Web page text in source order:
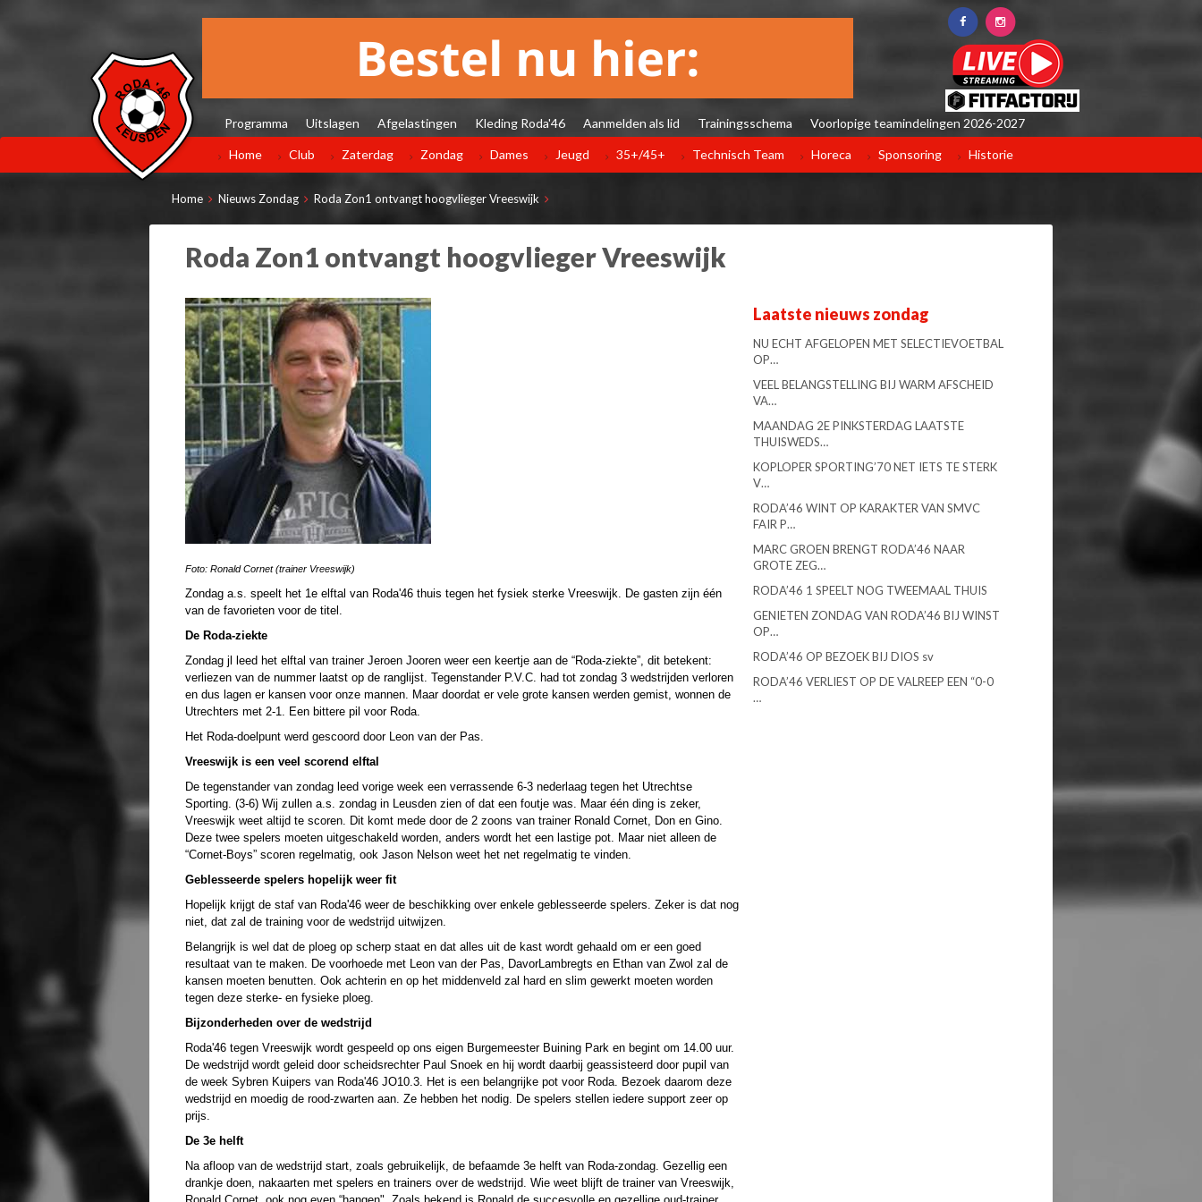
Programma Uitslagen Afgelastingen Kleding Roda'46 Aanmelden als lid Trainingsschema Voorlopige teamindelingen 2026-2027
Home Club Zaterdag Zondag Dames Jeugd 35+/45+ Technisch Team Horeca Sponsoring Historie
Home Nieuws Zondag Roda Zon1 ontvangt hoogvlieger Vreeswijk
Roda Zon1 ontvangt hoogvlieger Vreeswijk
Foto: Ronald Cornet (trainer Vreeswijk)
Zondag a.s. speelt het 1e elftal van Roda'46 thuis tegen het fysiek sterke Vreeswijk. De gasten zijn één
van de favorieten voor de titel.
De Roda-ziekte
Zondag jl leed het elftal van trainer Jeroen Jooren weer een keertje aan de “Roda-ziekte”, dit betekent:
verliezen van de nummer laatst op de ranglijst. Tegenstander P.V.C. had tot zondag 3 wedstrijden verloren
en dus lagen er kansen voor onze mannen. Maar doordat er vele grote kansen werden gemist, wonnen de
Utrechters met 2-1. Een bittere pil voor Roda.
Het Roda-doelpunt werd gescoord door Leon van der Pas.
Vreeswijk is een veel scorend elftal
De tegenstander van zondag leed vorige week een verrassende 6-3 nederlaag tegen het Utrechtse
Sporting. (3-6) Wij zullen a.s. zondag in Leusden zien of dat een foutje was. Maar één ding is zeker,
Vreeswijk weet altijd te scoren. Dit komt mede door de 2 zoons van trainer Ronald Cornet, Don en Gino.
Deze twee spelers moeten uitgeschakeld worden, anders wordt het een lastige pot. Maar niet alleen de
“Cornet-Boys” scoren regelmatig, ook Jason Nelson weet het net regelmatig te vinden.
Geblesseerde spelers hopelijk weer fit
Hopelijk krijgt de staf van Roda'46 weer de beschikking over enkele geblesseerde spelers. Zeker is dat nog
niet, dat zal de training voor de wedstrijd uitwijzen.
Belangrijk is wel dat de ploeg op scherp staat en dat alles uit de kast wordt gehaald om er een goed
resultaat van te maken. De voorhoede met Leon van der Pas, DavorLambregts en Ethan van Zwol zal de
kansen moeten benutten. Ook achterin en op het middenveld zal hard en slim gewerkt moeten worden
tegen deze sterke- en fysieke ploeg.
Bijzonderheden over de wedstrijd
Roda'46 tegen Vreeswijk wordt gespeeld op ons eigen Burgemeester Buining Park en begint om 14.00 uur.
De wedstrijd wordt geleid door scheidsrechter Paul Snoek en hij wordt daarbij geassisteerd door pupil van
de week Sybren Kuipers van Roda'46 JO10.3. Het is een belangrijke pot voor Roda. Bezoek daarom deze
wedstrijd en moedig de rood-zwarten aan. Ze hebben het nodig. De spelers stellen iedere support zeer op
prijs.
De 3e helft
Na afloop van de wedstrijd start, zoals gebruikelijk, de befaamde 3e helft van Roda-zondag. Gezellig een
drankje doen, nakaarten met spelers en trainers over de wedstrijd. Wie weet blijft de trainer van Vreeswijk,
Laatste nieuws zondag
NU ECHT AFGELOPEN MET SELECTIEVOETBAL
OP…
VEEL BELANGSTELLING BIJ WARM AFSCHEID
VA…
MAANDAG 2E PINKSTERDAG LAATSTE
THUISWEDS…
KOPLOPER SPORTING’70 NET IETS TE STERK
V…
RODA’46 WINT OP KARAKTER VAN SMVC
FAIR P…
MARC GROEN BRENGT RODA’46 NAAR
GROTE ZEG…
RODA’46 1 SPEELT NOG TWEEMAAL THUIS
GENIETEN ZONDAG VAN RODA’46 BIJ WINST
OP…
RODA’46 OP BEZOEK BIJ DIOS sv
RODA’46 VERLIEST OP DE VALREEP EEN “0-0
…